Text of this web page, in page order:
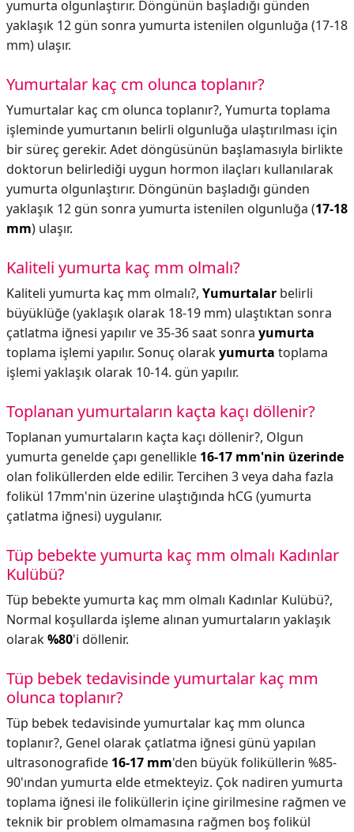
yumurta olgunlaştırır. Döngünün başladığı günden
yaklaşık 12 gün sonra yumurta istenilen olgunluğa (17-18
mm) ulaşır.
Yumurtalar kaç cm olunca toplanır?
Yumurtalar kaç cm olunca toplanır?, Yumurta toplama
işleminde yumurtanın belirli olgunluğa ulaştırılması için
bir süreç gerekir. Adet döngüsünün başlamasıyla birlikte
doktorun belirlediği uygun hormon ilaçları kullanılarak
yumurta olgunlaştırır. Döngünün başladığı günden
yaklaşık 12 gün sonra yumurta istenilen olgunluğa (17-18
mm) ulaşır.
Kaliteli yumurta kaç mm olmalı?
Kaliteli yumurta kaç mm olmalı?, Yumurtalar belirli
büyüklüğe (yaklaşık olarak 18-19 mm) ulaştıktan sonra
çatlatma iğnesi yapılır ve 35-36 saat sonra yumurta
toplama işlemi yapılır. Sonuç olarakyumurta toplama
işlemi yaklaşık olarak 10-14. gün yapılır.
Toplanan yumurtaların kaçta kaçı döllenir?
Toplanan yumurtaların kaçta kaçı döllenir?, Olgun
yumurta genelde çapı genellikle 16-17 mm'nin üzerinde
olan foliküllerden elde edilir. Tercihen 3 veya daha fazla
folikül 17mm'nin üzerine ulaştığında hCG (yumurta
çatlatma iğnesi) uygulanır.
Tüp bebekte yumurta kaç mm olmalı Kadınlar
Kulübü?
Tüp bebekte yumurta kaç mm olmalı Kadınlar Kulübü?,
Normal koşullarda işleme alınan yumurtaların yaklaşık
olarak%80'i döllenir.
Tüp bebek tedavisinde yumurtalar kaç mm
olunca toplanır?
Tüp bebek tedavisinde yumurtalar kaç mm olunca
toplanır?, Genel olarak çatlatma iğnesi günü yapılan
ultrasonografide 16-17 mm'den büyük foliküllerin %85-
90'ından yumurta elde etmekteyiz. Çok nadiren yumurta
toplama iğnesi ile foliküllerin içine girilmesine rağmen ve
teknik bir problem olmamasına rağmen boş folikül